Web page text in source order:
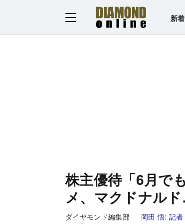
新着
株主優待「6月で
メ、マクドナル
ダイヤモンド編集部 岡田 悟: 記者